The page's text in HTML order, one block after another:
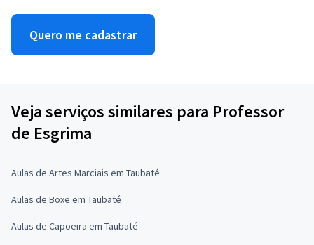
Quero me cadastrar
Veja serviços similares para Professor
de Esgrima
Aulas de Artes Marciais em Taubaté
Aulas de Boxe em Taubaté
Aulas de Capoeira em Taubaté